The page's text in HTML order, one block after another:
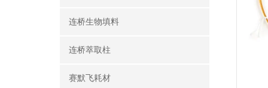
连桥生物填料
连桥萃取柱
赛默飞耗材